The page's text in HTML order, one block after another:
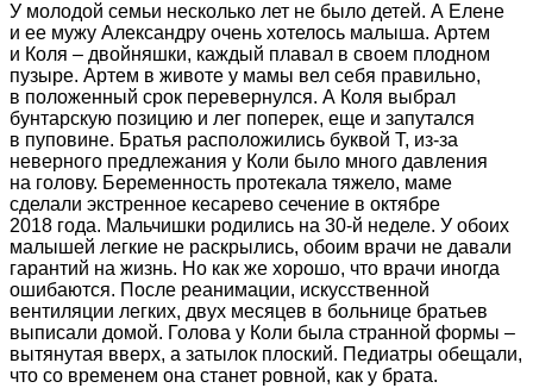
У молодой семьи несколько лет не было детей. А Елене
и ее мужу Александру очень хотелось малыша. Артем
и Коля – двойняшки, каждый плавал в своем плодном
пузыре. Артем в животе у мамы вел себя правильно,
в положенный срок перевернулся. А Коля выбрал
бунтарскую позицию и лег поперек, еще и запутался
в пуповине. Братья расположились буквой Т, из-за
неверного предлежания у Коли было много давления
на голову. Беременность протекала тяжело, маме
сделали экстренное кесарево сечение в октябре
2018 года. Мальчишки родились на 30-й неделе. У обоих
малышей легкие не раскрылись, обоим врачи не давали
гарантий на жизнь. Но как же хорошо, что врачи иногда
ошибаются. После реанимации, искусственной
вентиляции легких, двух месяцев в больнице братьев
выписали домой. Голова у Коли была странной формы –
вытянутая вверх, а затылок плоский. Педиатры обещали,
что со временем она станет ровной, как у брата.